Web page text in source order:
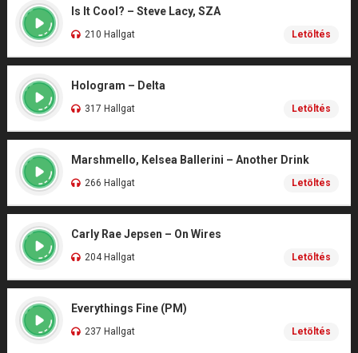
Is It Cool? – Steve Lacy, SZA
210 Hallgat Letöltés
Hologram – Delta
317 Hallgat Letöltés
Marshmello, Kelsea Ballerini – Another Drink
266 Hallgat Letöltés
Carly Rae Jepsen – On Wires
204 Hallgat Letöltés
Everythings Fine (PM)
237 Hallgat Letöltés